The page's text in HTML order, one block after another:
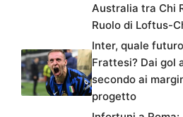
Australia tra Chi
Ruolo di Loftus-
Inter, quale
Frattesi? Dai gol
secondo ai
progetto